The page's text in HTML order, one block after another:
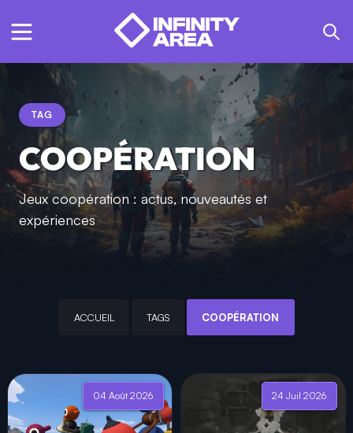
TAG
COOPÉRATION
Jeux coopération : actus, nouveautés et
expériences
ACCUEIL TAGS COOPÉRATION
04 Août 2026 24 Juil 2026